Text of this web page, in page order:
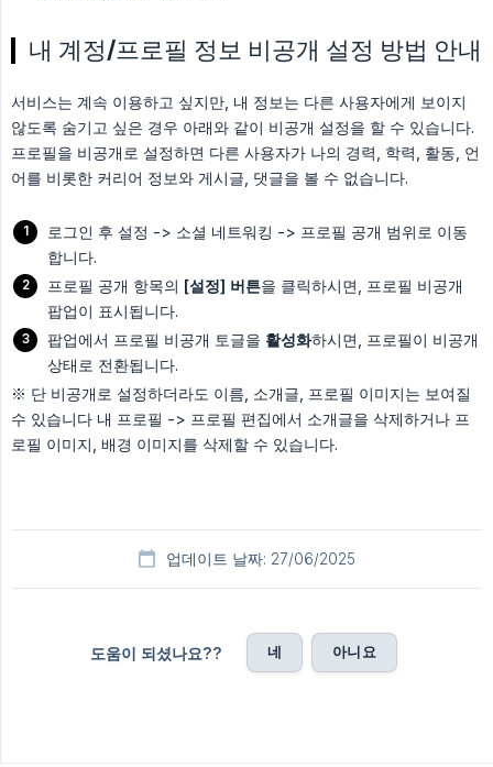
내 계정/프로필 정보 비공개 설정 방법 안내
서비스는 계속 이용하고 싶지만, 내 정보는 다른 사용자에게 보이지
않도록 숨기고 싶은 경우 아래와 같이 비공개 설정을 할 수 있습니다.
프로필을 비공개로 설정하면 다른 사용자가 나의 경력, 학력, 활동, 언
어를 비롯한 커리어 정보와 게시글, 댓글을 볼 수 없습니다.
로그인 후 설정 -> 소셜 네트워킹 -> 프로필 공개 범위로 이동
합니다.
프로필 공개 항목의 [설정] 버튼을 클릭하시면, 프로필 비공개
팝업이 표시됩니다.
팝업에서 프로필 비공개 토글을 활성화하시면, 프로필이 비공개
상태로 전환됩니다.
※ 단 비공개로 설정하더라도 이름, 소개글, 프로필 이미지는 보여질
수 있습니다 내 프로필 -> 프로필 편집에서 소개글을 삭제하거나 프
로필 이미지, 배경 이미지를 삭제할 수 있습니다.
업데이트 날짜: 27/06/2025
도움이 되셨나요?? 네 아니요